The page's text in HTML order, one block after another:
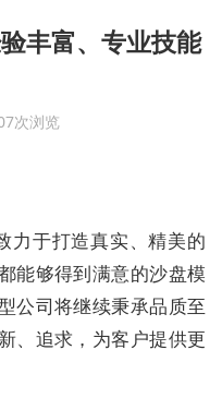
丰富、专业技能
次浏览
力于打造真实、精美的
能够得到满意的沙盘模
公司将继续秉承品质至
、追求，为客户提供更